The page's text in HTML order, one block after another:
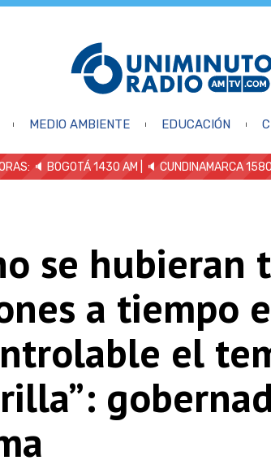
MEDIO AMBIENTE EDUCACIÓN
🔈 BOGOTÁ 1430 AM | 🔈 CUNDINAMARCA
se hubieran
a tiempo
el